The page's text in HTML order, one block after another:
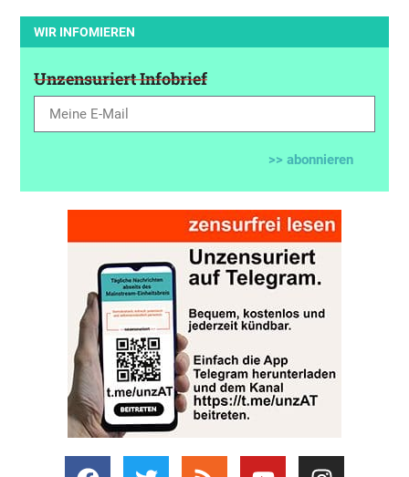
WIR INFOMIEREN
Unzensuriert Infobrief
>> abonnieren